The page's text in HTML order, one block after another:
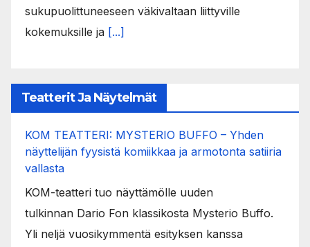
sukupuolittuneeseen väkivaltaan liittyville
kokemuksille ja [...]
Teatterit Ja Näytelmät
KOM TEATTERI: MYSTERIO BUFFO – Yhden
näyttelijän fyysistä komiikkaa ja armotonta satiiria
vallasta
KOM-teatteri tuo näyttämölle uuden
tulkinnan Dario Fon klassikosta Mysterio Buffo.
Yli neljä vuosikymmentä esityksen kanssa